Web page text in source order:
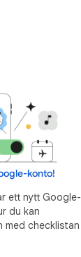
konto!
ett nytt Google-
du kan
med checklistan